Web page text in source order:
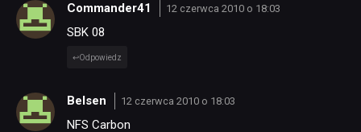
Commander41 12 czerwca 2010 o 18:03
SBK 08
Odpowiedz
Belsen 12 czerwca 2010 o 18:03
NFS Carbon